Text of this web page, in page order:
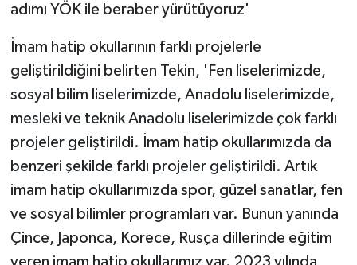
adımı YÖK ile beraber yürütüyoruz'
İmam hatip okullarının farklı projelerle
geliştirildiğini belirten Tekin, 'Fen liselerimizde,
sosyal bilim liselerimizde, Anadolu liselerimizde,
mesleki ve teknik Anadolu liselerimizde çok farklı
projeler geliştirildi. İmam hatip okullarımızda da
benzeri şekilde farklı projeler geliştirildi. Artık
imam hatip okullarımızda spor, güzel sanatlar, fen
ve sosyal bilimler programları var. Bunun yanında
Çince, Japonca, Korece, Rusça dillerinde eğitim
veren imam hatip okullarımız var. 2023 yılında